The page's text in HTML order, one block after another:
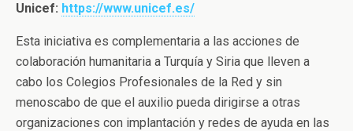
Unicef: https://www.unicef.es/
Esta iniciativa es complementaria a las acciones de
colaboración humanitaria a Turquía y Siria que lleven a
cabo los Colegios Profesionales de la Red y sin
menoscabo de que el auxilio pueda dirigirse a otras
organizaciones con implantación y redes de ayuda en las